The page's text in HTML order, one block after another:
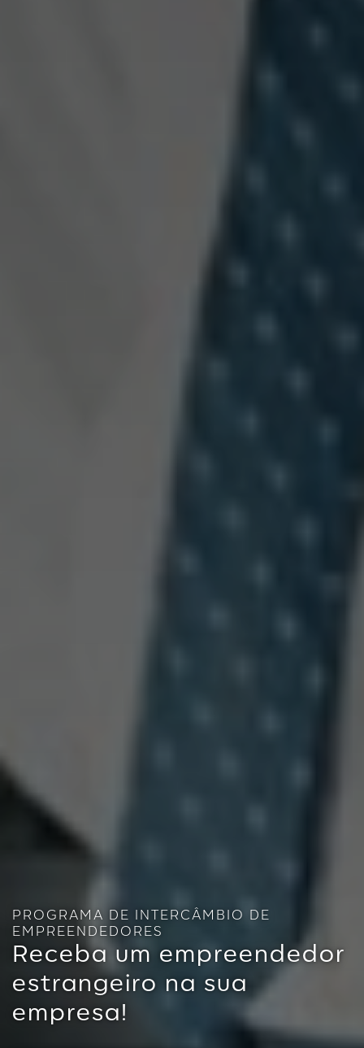
PROGRAMA DE INTERCÂMBIO DE
EMPREENDEDORES
Receba um empreendedor
estrangeiro na sua
empresa!